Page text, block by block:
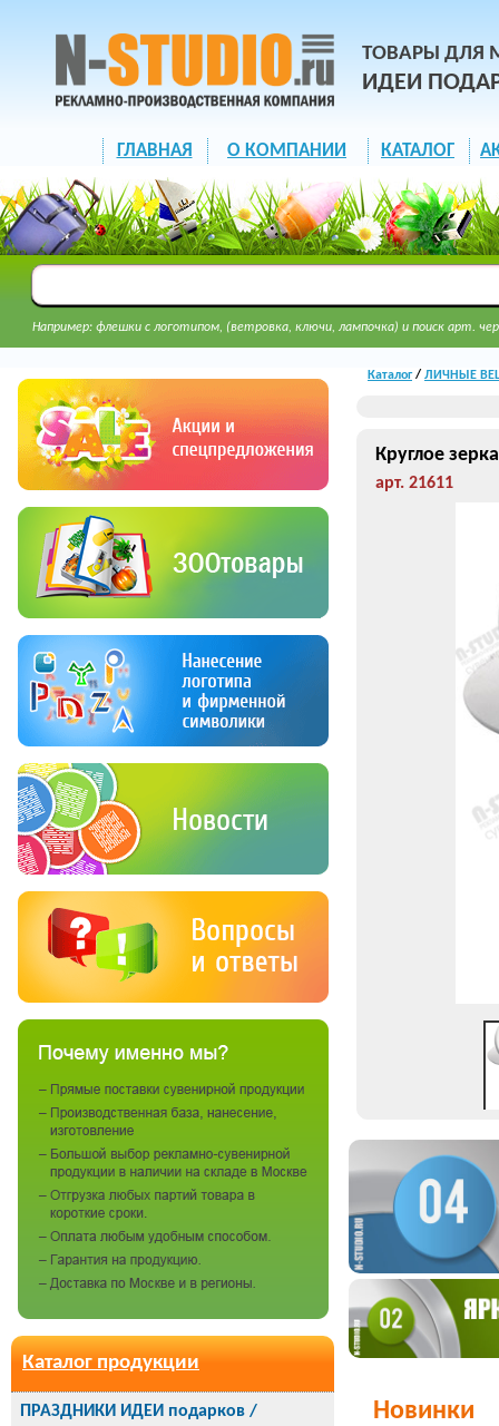
ТОВАРЫ ДЛЯ
ИДЕИ
ГЛАВНАЯ О КОМПАНИИ КАТАЛОГ
Например: флешки с логотипом, (ветровка, ключи, лампочка) и поиск арт.
Каталог продукции
ПРАЗДНИКИ ИДЕИ подарков /
Каталог/ ЛИЧНЫЕ
Круглое
арт. 21611
Новинки